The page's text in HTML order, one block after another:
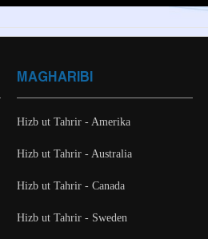
MAGHARIBI
Hizb ut Tahrir - Amerika
Hizb ut Tahrir - Australia
Hizb ut Tahrir - Canada
Hizb ut Tahrir - Sweden